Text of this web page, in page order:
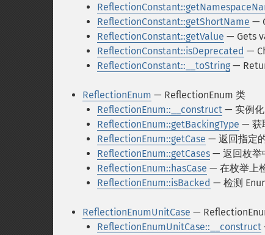
ReflectionConstant::getShortName —
ReflectionConstant::getValue — Gets
ReflectionConstant::isDeprecated —
ReflectionConstant::__toString —
ReflectionEnum — ReflectionEnum 类
ReflectionEnum::__construct — 实例
ReflectionEnum::getBackingType — 获
ReflectionEnum::getCase — 返回指定
ReflectionEnum::getCases — 返回枚举
ReflectionEnum::hasCase — 在枚举上
ReflectionEnum::isBacked — 检测
ReflectionEnumUnitCase —
ReflectionEnumUnitCase::__construct